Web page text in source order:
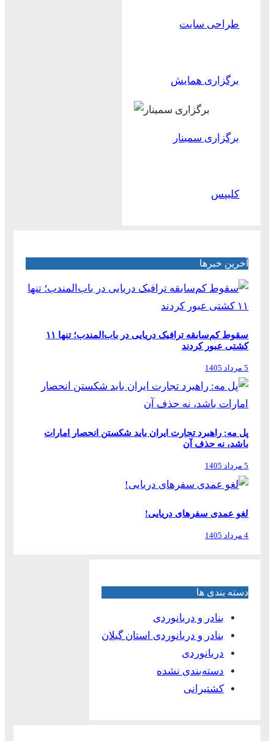
طراحی سایت
برگزاری همایش
برگزاری سمینار
کلیپس
آخرین خبرها
سقوط کم‌سابقه ترافیک دریایی در باب‌المندب؛ تنها ۱۱
کشتی عبور کردند
5 مرداد 1405
پل مه: راهبرد تجارت ایران باید شکستن انحصار امارات
باشد، نه حذف آن
5 مرداد 1405
لغو عمدی سفرهای دریایی!
4 مرداد 1405
دسته بندی ها
بنادر و دریانوردی
بنادر و دریانوردی استان گیلان
دریانوردی
دسته‌بندی نشده
کشتیرانی